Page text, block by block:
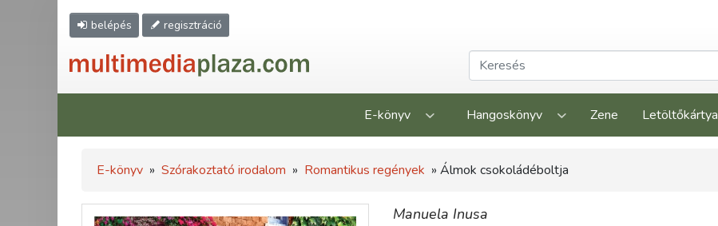
belépés regisztráció
E-könyv Hangoskönyv Zene Letöltőkártya
E-könyv » Szórakoztató irodalom » Romantikus regények » Álmok csokoládéboltja
Manuela Inusa